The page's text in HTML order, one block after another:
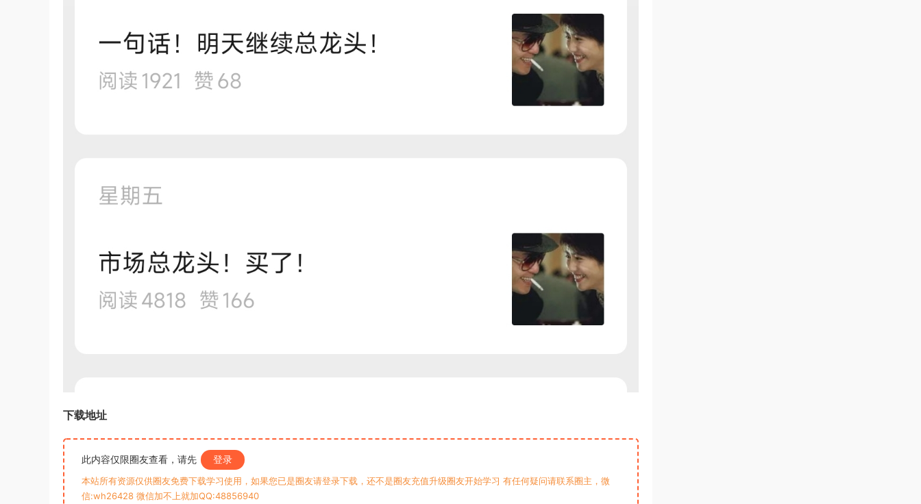
下载地址
此内容仅限圈友查看，请先 登录
本站所有资源仅供圈友免费下载学习使用，如果您已是圈友请登录下载，还不是圈友充值升级圈友开始学习 有任何疑问请联系圈主，微
信:wh26428 微信加不上就加QQ:48856940